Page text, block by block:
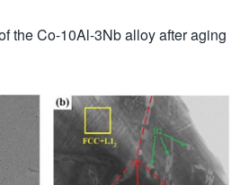
the Co-10Al-3Nb alloy after aging